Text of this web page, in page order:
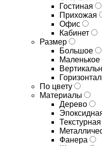
Гостиная
Прихожая
Офис
Кабинет
Размер
Большое
Маленькое
По цвету
Материалы
Дерево
Фанера